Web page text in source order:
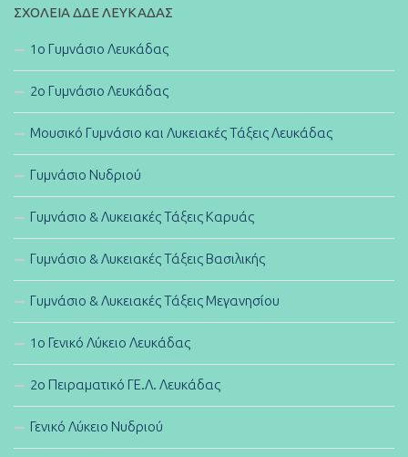
ΣΧΟΛΕΊΑ ΔΔΕ ΛΕΥΚΆΔΑΣ
1ο Γυμνάσιο Λευκάδας
2ο Γυμνάσιο Λευκάδας
Μουσικό Γυμνάσιο και Λυκειακές Τάξεις Λευκάδας
Γυμνάσιο Νυδριού
Γυμνάσιο & Λυκειακές Τάξεις Καρυάς
Γυμνάσιο & Λυκειακές Τάξεις Βασιλικής
Γυμνάσιο & Λυκειακές Τάξεις Μεγανησίου
1ο Γενικό Λύκειο Λευκάδας
2ο Πειραματικό ΓΕ.Λ. Λευκάδας
Γενικό Λύκειο Νυδριού